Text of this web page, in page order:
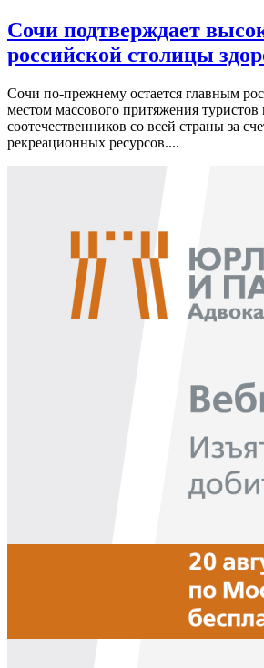
Сочи подтверждает
российской столицы
Сочи по-прежнему остается главным
местом массового притяжения туристов
соотечественников со всей страны за
рекреационных ресурсов....